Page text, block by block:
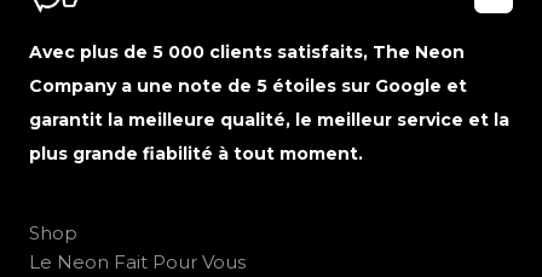
Avec plus de 5 000 clients satisfaits, The Neon
Company a une note de 5 étoiles sur Google et
garantit la meilleure qualité, le meilleur service et la
plus grande fiabilité à tout moment.
Shop
Le Neon Fait Pour Vous